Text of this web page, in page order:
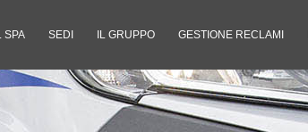
SPA SEDI IL GRUPPO GESTIONE RECLAMI